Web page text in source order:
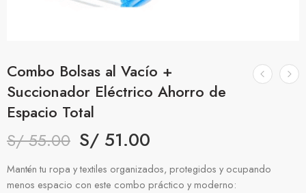
Combo Bolsas al Vacío +
Succionador Eléctrico Ahorro de
Espacio Total
S/55.00 S/ 51.00
Mantén tu ropa y textiles organizados, protegidos y ocupando
menos espacio con este combo práctico y moderno: